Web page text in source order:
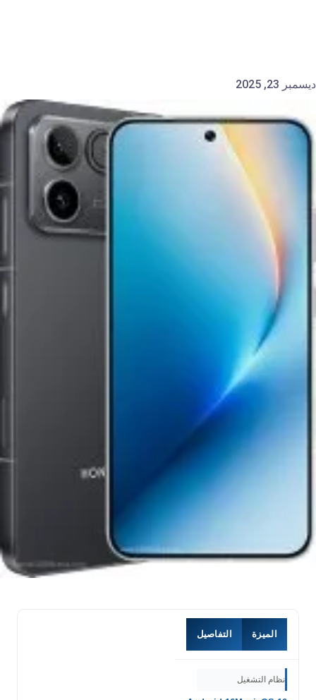
ديسمبر 23, 2025
الميزة التفاصيل
نظام التشغيل